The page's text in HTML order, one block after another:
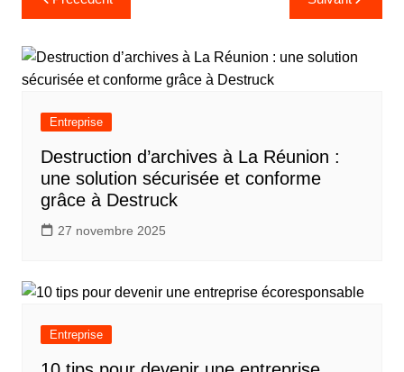
de
l’article
Entreprise
Destruction d’archives à La Réunion :
une solution sécurisée et conforme
grâce à Destruck
27 novembre 2025
Entreprise